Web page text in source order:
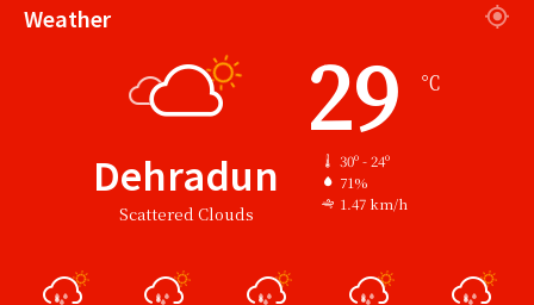
Weather
Dehradun
Scattered Clouds
29 ℃
30º - 24º
71%
1.47 km/h